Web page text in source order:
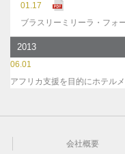
01.17
ブラスリーミリーラ・フォ
2013
06.01
アフリカ支援を目的にホテル
会社概要